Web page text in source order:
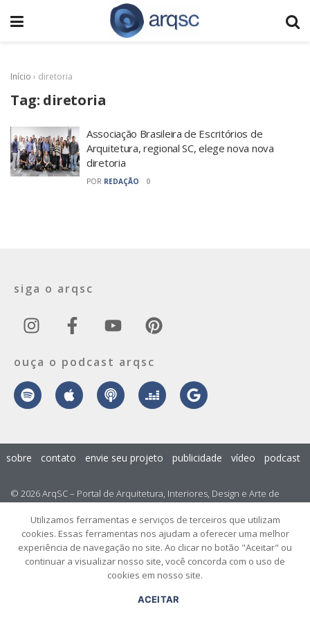
Início › diretoria
Tag: diretoria
Associação Brasileira de Escritórios de
Arquitetura, regional SC, elege nova nova
diretoria
POR REDAÇÃO 0
siga o arqsc
ouça o podcast arqsc
© 2026 ArqSC – Portal de Arquitetura, Interiores, Design e Arte de
sobre contato envie seu projeto publicidade vídeo podcast
Utilizamos ferramentas e serviços de terceiros que utilizam
cookies. Essas ferramentas nos ajudam a oferecer uma melhor
experiência de navegação no site. Ao clicar no botão "Aceitar" ou
continuar a visualizar nosso site, você concorda com o uso de
cookies em nosso site.
ACEITAR